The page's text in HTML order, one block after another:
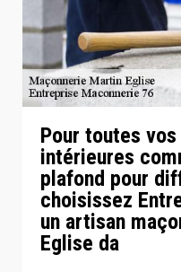
Pour toutes
intérieures
plafond pour
choisissez
un artisan
Eglise da